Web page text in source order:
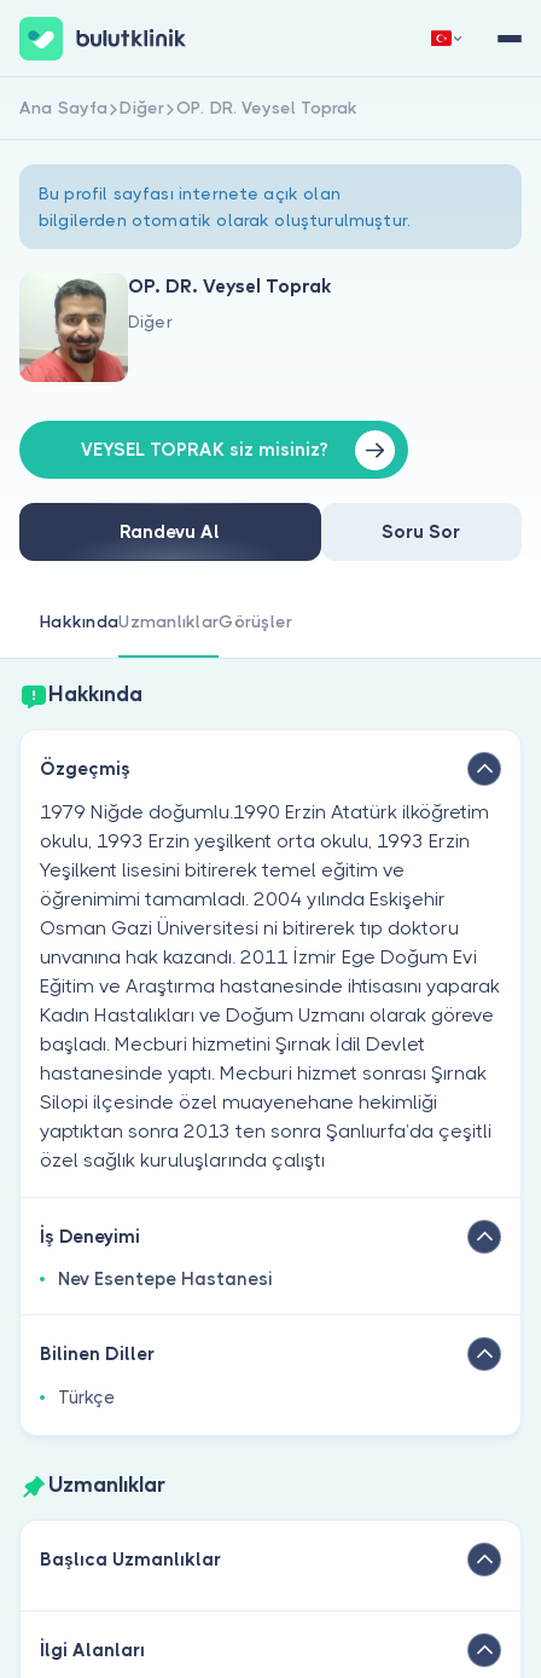
Hakkımızda
Doktorlar için
Doktor musunuz?
Hemen Kaydol Giriş Yap
Ana Sayfa Diğer OP. DR. Veysel Toprak
Bu profil sayfası internete açık olan
bilgilerden otomatik olarak oluşturulmuştur.
OP. DR. Veysel Toprak
Diğer
VEYSEL TOPRAK siz misiniz?
Randevu Al Soru Sor
HakkındaUzmanlıklarGörüşler
Hakkında
Özgeçmiş
1979 Niğde doğumlu.1990 Erzin Atatürk ilköğretim
okulu, 1993 Erzin yeşilkent orta okulu, 1993 Erzin
Yeşilkent lisesini bitirerek temel eğitim ve
öğrenimimi tamamladı. 2004 yılında Eskişehir
Osman Gazi Üniversitesi ni bitirerek tıp doktoru
unvanına hak kazandı. 2011 İzmir Ege Doğum Evi
Eğitim ve Araştırma hastanesinde ihtisasını yaparak
Kadın Hastalıkları ve Doğum Uzmanı olarak göreve
başladı. Mecburi hizmetini Şırnak İdil Devlet
hastanesinde yaptı. Mecburi hizmet sonrası Şırnak
Silopi ilçesinde özel muayenehane hekimliği
yaptıktan sonra 2013 ten sonra Şanlıurfa’da çeşitli
özel sağlık kuruluşlarında çalıştı
İş Deneyimi
Nev Esentepe Hastanesi
Bilinen Diller
Türkçe
Uzmanlıklar
Başlıca Uzmanlıklar
İlgi Alanları